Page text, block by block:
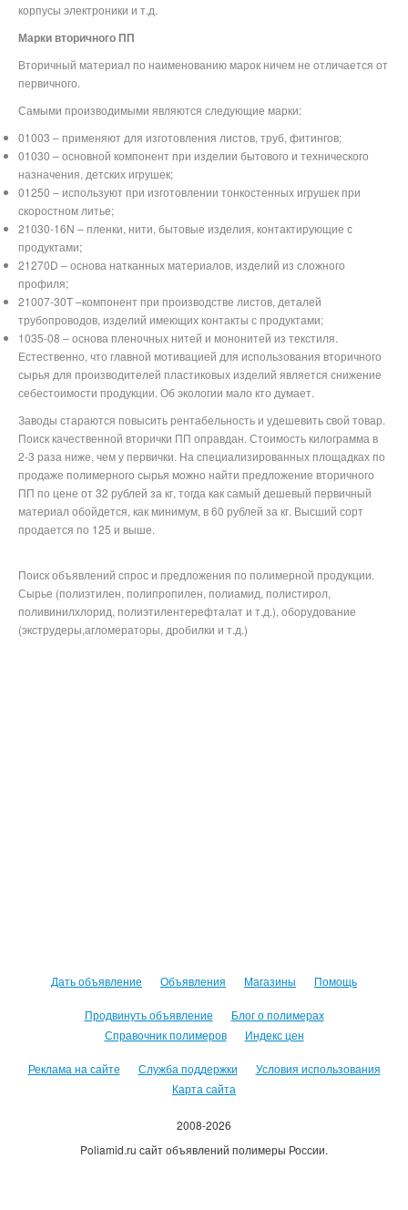
корпусы электроники и т.д.
Марки вторичного ПП
Вторичный материал по наименованию марок ничем не отличается от
первичного.
Самыми производимыми являются следующие марки:
01003 – применяют для изготовления листов, труб, фитингов;
01030 – основной компонент при изделии бытового и технического
назначения, детских игрушек;
01250 – используют при изготовлении тонкостенных игрушек при
скоростном литье;
21030-16N – пленки, нити, бытовые изделия, контактирующие с
продуктами;
21270D – основа натканных материалов, изделий из сложного
профиля;
21007-30T –компонент при производстве листов, деталей
трубопроводов, изделий имеющих контакты с продуктами;
1035-08 – основа пленочных нитей и мононитей из текстиля.
Естественно, что главной мотивацией для использования вторичного
сырья для производителей пластиковых изделий является снижение
себестоимости продукции. Об экологии мало кто думает.
Заводы стараются повысить рентабельность и удешевить свой товар.
Поиск качественной вторички ПП оправдан. Стоимость килограмма в
2-3 раза ниже, чем у первички. На специализированных площадках по
продаже полимерного сырья можно найти предложение вторичного
ПП по цене от 32 рублей за кг, тогда как самый дешевый первичный
материал обойдется, как минимум, в 60 рублей за кг. Высший сорт
продается по 125 и выше.
Поиск объявлений спрос и предложения по полимерной продукции.
Сырье (полиэтилен, полипропилен, полиамид, полистирол,
поливинилхлорид, полиэтилентерефталат и т.д.), оборудование
(экструдеры,агломераторы, дробилки и т.д.)
Дать объявление Объявления Магазины Помощь
Продвинуть объявление
Блог о полимерах
Справочник полимеров
Индекс цен
Реклама на сайте Служба поддержки
Условия использования
Карта сайта
2008-2026
Poliamid.ru сайт объявлений полимеры России.